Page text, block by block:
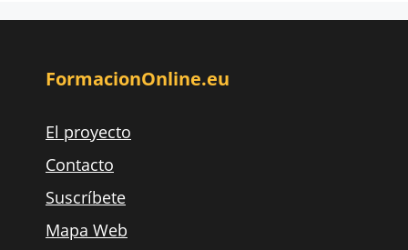
FormacionOnline.eu
El proyecto
Contacto
Suscríbete
Mapa Web